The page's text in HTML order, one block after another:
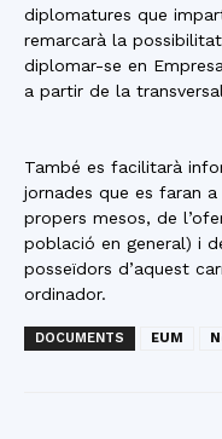
diplomatures que
remarcarà la
diplomar-se en
a partir de la
També es facilitarà
jornades que es faran a
propers mesos, de
població en general) i
posseïdors d’aquest
ordinador.
DOCUMENTS EUM